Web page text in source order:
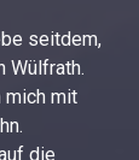
seitdem,
Wülfrath.
mich mit
die